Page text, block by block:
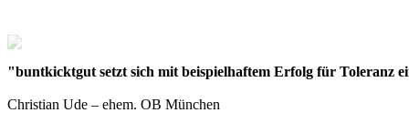
"buntkicktgut setzt sich mit beispielhaftem Erfolg für Toleranz
Christian Ude – ehem. OB München